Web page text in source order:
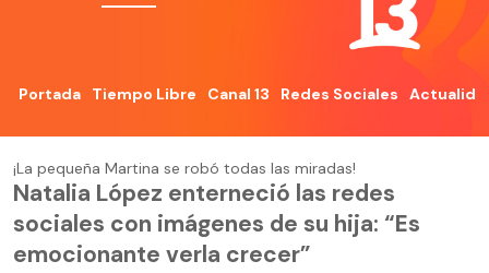
Portada Tiempo Libre Canal 13 Redes Sociales
¡La pequeña Martina se robó todas las miradas!
Natalia López enterneció las redes
sociales con imágenes de su hija: “Es
emocionante verla crecer”